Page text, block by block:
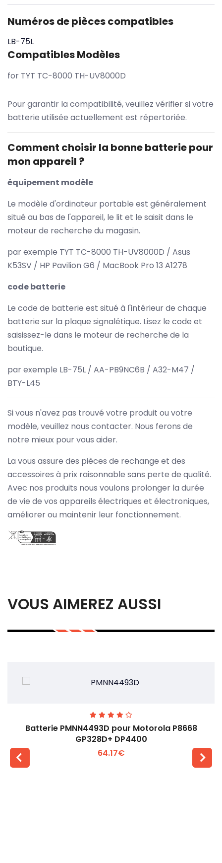
Numéros de pièces compatibles
LB-75L
Compatibles Modèles
for TYT TC-8000 TH-UV8000D
Pour garantir la compatibilité, veuillez vérifier si votre
batterie utilisée actuellement est répertoriée.
Comment choisir la bonne batterie pour
mon appareil ?
équipement modèle
Le modèle d'ordinateur portable est généralement
situé au bas de l'appareil, le lit et le saisit dans le
moteur de recherche du magasin.
par exemple TYT TC-8000 TH-UV8000D / Asus
K53SV / HP Pavilion G6 / MacBook Pro 13 A1278
code batterie
Le code de batterie est situé à l'intérieur de chaque
batterie sur la plaque signalétique. Lisez le code et
saisissez-le dans le moteur de recherche de la
boutique.
par exemple LB-75L / AA-PB9NC6B / A32-M47 /
BTY-L45
Si vous n'avez pas trouvé votre produit ou votre
modèle, veuillez nous contacter. Nous ferons de
notre mieux pour vous aider.
La vous assure des pièces de rechange et des
accessoires à prix raisonnable sans perte de qualité.
Avec nos produits nous voulons prolonger la durée
de vie de vos appareils électriques et électroniques,
améliorer ou maintenir leur fonctionnement.
VOUS AIMEREZ AUSSI
Batterie PMNN4493D pour Motorola P8668
GP328D+ DP4400
64.17€